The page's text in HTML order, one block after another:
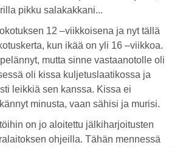
pikku salakakkani...
12 –viikkoisena ja nyt tällä
kun ikää on yli 16 –viikkoa.
mutta sinne vastaanotolle oli
oli kissa kuljetuslaatikossa ja
leikkiä sen kanssa. Kissa ei
minusta, vaan sähisi ja murisi.
on jo aloitettu jälkiharjoitusten
ohjeilla. Tähän mennessä